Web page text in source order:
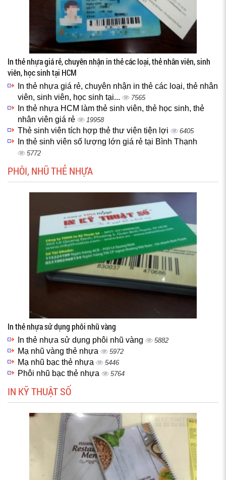
In thẻ nhựa giá rẻ, chuyên nhận in thẻ các loại, thẻ nhân viên, sinh
viên, học sinh tại HCM
In thẻ nhựa giá rẻ, chuyên nhận in thẻ các loại, thẻ nhân
viên, sinh viên, học sinh tại...
7565
In thẻ nhựa HCM làm thẻ sinh viên, thẻ học sinh, thẻ
nhân viên giá rẻ
19958
Thẻ sinh viên tích hợp thẻ thư viện tiện lợi 6405
In thẻ sinh viên số lượng lớn giá rẻ tại Bình Thạnh
5772
PHÔI, NHŨ THẺ NHỰA
In thẻ nhựa sử dụng phôi nhũ vàng
In thẻ nhựa sử dụng phôi nhũ vàng 5882
Mạ nhũ vàng thẻ nhựa 5972
Mạ nhũ bạc thẻ nhựa 5446
Phôi nhũ bạc thẻ nhựa 5764
IN KỸ THUẬT SỐ